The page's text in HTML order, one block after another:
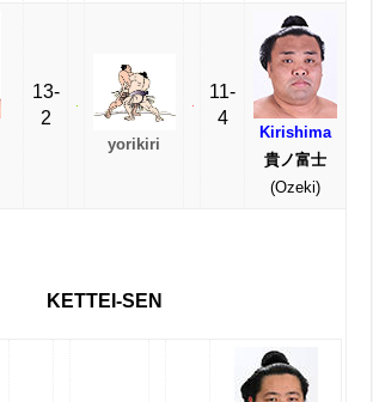
13-
2
yorikiri
11-
4
Kirishima
貴ノ富士
(Ozeki)
KETTEI-SEN